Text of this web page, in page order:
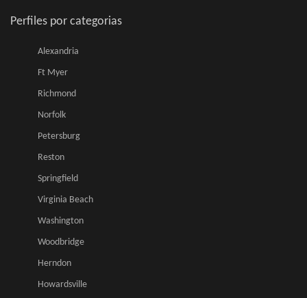
Perfiles por categorias
Alexandria
Ft Myer
Richmond
Norfolk
Petersburg
Reston
Springfield
Virginia Beach
Washington
Woodbridge
Herndon
Howardsville